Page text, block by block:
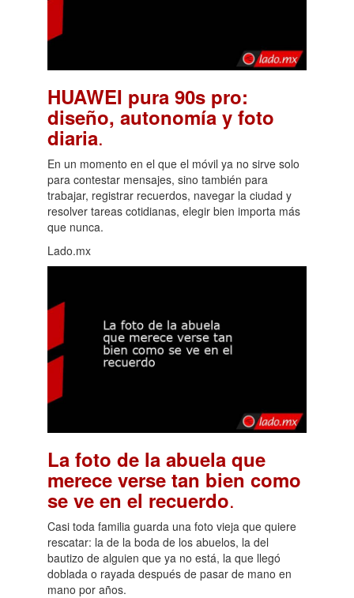
HUAWEI pura 90s pro:
diseño, autonomía y foto
diaria.
En un momento en el que el móvil ya no sirve solo
para contestar mensajes, sino también para
trabajar, registrar recuerdos, navegar la ciudad y
resolver tareas cotidianas, elegir bien importa más
que nunca.
Lado.mx
La foto de la abuela que
merece verse tan bien como
se ve en el recuerdo.
Casi toda familia guarda una foto vieja que quiere
rescatar: la de la boda de los abuelos, la del
bautizo de alguien que ya no está, la que llegó
doblada o rayada después de pasar de mano en
mano por años.